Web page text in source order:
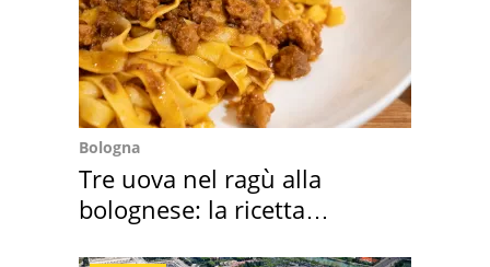
Bologna
Tre uova nel ragù alla
bolognese: la ricetta